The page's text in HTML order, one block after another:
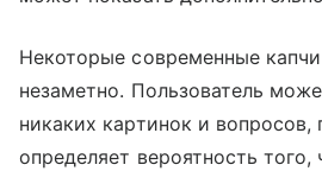
Некоторые современные
незаметно. Пользователь
никаких картинок и вопросов,
определяет вероятность того,